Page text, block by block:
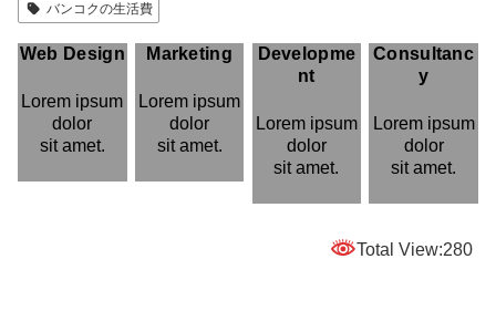
バンコクの生活費
Web Design
Lorem ipsum
dolor
sit amet.
Marketing
Lorem ipsum
dolor
sit amet.
Developme
nt
Lorem ipsum
dolor
sit amet.
Consultanc
y
Lorem ipsum
dolor
sit amet.
Total View:280